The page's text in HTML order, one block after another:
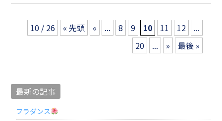
10 / 26 « 先頭 « ... 8 9 10 11 12
...
20
... » 最後 »
最新の記事
フラダンス